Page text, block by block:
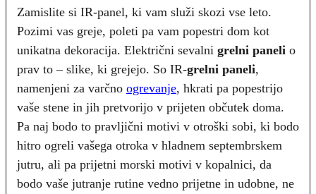
Zamislite si IR-panel, ki vam služi skozi vse leto.
Pozimi vas greje, poleti pa vam popestri dom kot
unikatna dekoracija. Električni sevalni grelni paneli o
prav to – slike, ki grejejo. So IR-grelni paneli,
namenjeni za varčno ogrevanje, hkrati pa popestrijo
vaše stene in jih pretvorijo v prijeten občutek doma.
Pa naj bodo to pravljični motivi v otroški sobi, ki bodo
hitro ogreli vašega otroka v hladnem septembrskem
jutru, ali pa prijetni morski motivi v kopalnici, da
bodo vaše jutranje rutine vedno prijetne in udobne, ne